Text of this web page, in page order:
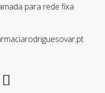
para rede fixa